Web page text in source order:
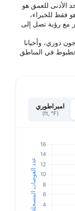
الأدنى للعمق هو
الغوص هو فقط للخبراء،
مع رؤية تصل إلى
دوري، وأحيانا
في المناطق
امبراطوري
(ft, °F)